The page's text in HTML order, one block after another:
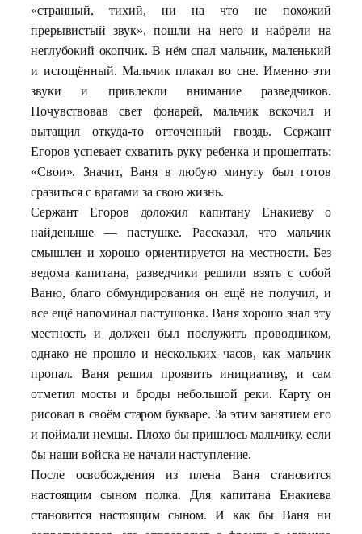
«странный, тихий, ни на что не похожий
прерывистый звук», пошли на него и набрели на
неглубокий окопчик. В нём спал мальчик, маленький
и истощённый. Мальчик плакал во сне. Именно эти
звуки и привлекли внимание разведчиков.
Почувствовав свет фонарей, мальчик вскочил и
вытащил откуда-то отточенный гвоздь. Сержант
Егоров успевает схватить руку ребенка и прошептать:
«Свои». Значит, Ваня в любую минуту был готов
сразиться с врагами за свою жизнь.
Сержант Егоров доложил капитану Енакиеву о
найденыше — пастушке. Рассказал, что мальчик
смышлен и хорошо ориентируется на местности. Без
ведома капитана, разведчики решили взять с собой
Ваню, благо обмундирования он ещё не получил, и
все ещё напоминал пастушонка. Ваня хорошо знал эту
местность и должен был послужить проводником,
однако не прошло и нескольких часов, как мальчик
пропал. Ваня решил проявить инициативу, и сам
отметил мосты и броды небольшой реки. Карту он
рисовал в своём старом букваре. За этим занятием его
и поймали немцы. Плохо бы пришлось мальчику, если
бы наши войска не начали наступление.
После освобождения из плена Ваня становится
настоящим сыном полка. Для капитана Енакиева
становится настоящим сыном. И как бы Ваня ни